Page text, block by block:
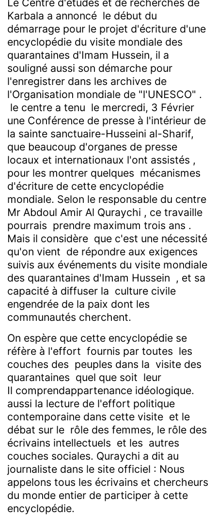
Karbala a annoncé le début du
démarrage pour le projet d'écriture d'une
encyclopédie du visite mondiale des
quarantaines d'Imam Hussein, il a
souligné aussi son démarche pour
l'enregistrer dans les archives de
l'Organisation mondiale de "l'UNESCO" .
le centre a tenu le mercredi, 3 Février
une Conférence de presse à l'intérieur de
la sainte sanctuaire-Husseini al-Sharif,
que beaucoup d'organes de presse
locaux et internationaux l'ont assistés ,
pour les montrer quelques mécanismes
d'écriture de cette encyclopédie
mondiale. Selon le responsable du centre
Mr Abdoul Amir Al Quraychi , ce travaille
pourrais prendre maximum trois ans .
Mais il considère que c'est une nécessité
qu'on vient de répondre aux exigences
suivis aux événements du visite mondiale
des quarantaines d'Imam Hussein , et sa
capacité à diffuser la culture civile
engendrée de la paix dont les
communautés cherchent.
On espère que cette encyclopédie se
réfère à l'effort fournis par toutes les
couches des peuples dans la visite des
quarantaines quel que soit leur
appartenance idéologique.
Il comprend
aussi la lecture de l'effort politique
contemporaine dans cette visite et le
débat sur le rôle des femmes, le rôle des
écrivains intellectuels et les autres
couches sociales. Quraychi a dit au
journaliste dans le site officiel : Nous
appelons tous les écrivains et chercheurs
du monde entier de participer à cette
encyclopédie.